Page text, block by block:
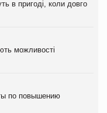
в пригоді, коли довго
можливості
по повышению